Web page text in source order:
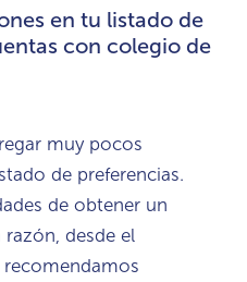
en tu listado de
con colegio de
muy pocos
de preferencias.
de obtener un
desde el